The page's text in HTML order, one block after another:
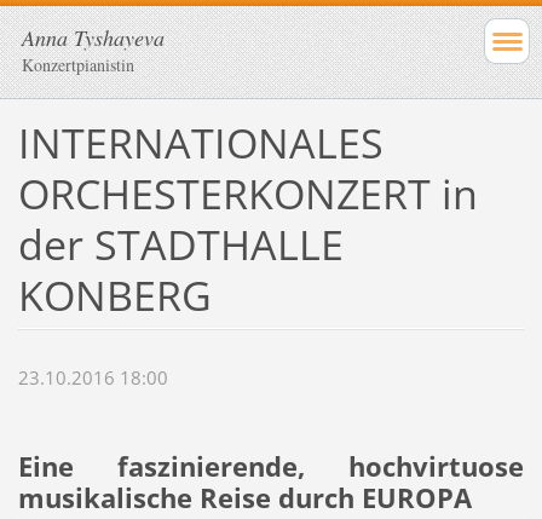
Anna Tyshayeva
Konzertpianistin
INTERNATIONALES
ORCHESTERKONZERT in
der STADTHALLE
KONBERG
23.10.2016 18:00
Eine faszinierende, hochvirtuose
musikalische Reise durch EUROPA